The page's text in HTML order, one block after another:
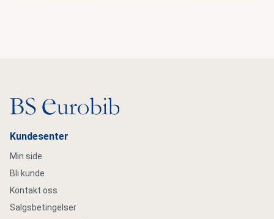
Gå til hovedsiden
Kundesenter
Min side
Bli kunde
Kontakt oss
Salgsbetingelser